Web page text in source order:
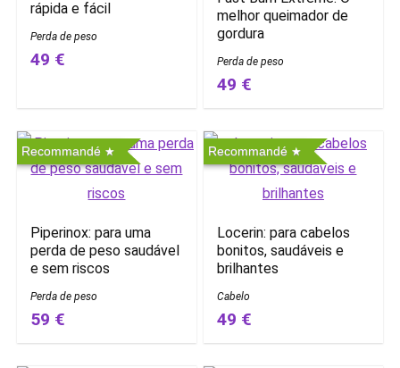
rápida e fácil
Perda de peso
49 €
melhor queimador de
gordura
Perda de peso
49 €
Recommandé
Piperinox: para uma
perda de peso saudável
e sem riscos
Perda de peso
59 €
Recommandé
Locerin: para cabelos
bonitos, saudáveis ​​e
brilhantes
Cabelo
49 €